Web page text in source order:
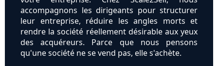
accompagnons les dirigeants pour structurer
leur entreprise, réduire les angles morts et
rendre la société réellement désirable aux yeux
des acquéreurs. Parce que nous pensons
qu'une société ne se vend pas, elle s'achète.